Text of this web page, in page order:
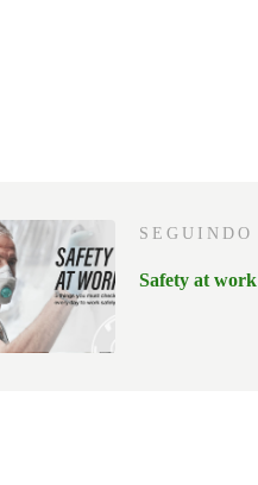
SEGUINDO
Safety at work